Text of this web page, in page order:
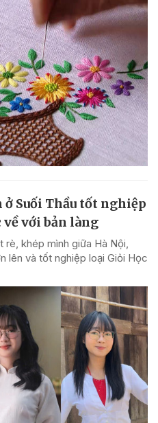
ở Suối Thầu tốt nghiệp
với bản làng
khép mình giữa Hà Nội,
lên và tốt nghiệp loại Giỏi Học